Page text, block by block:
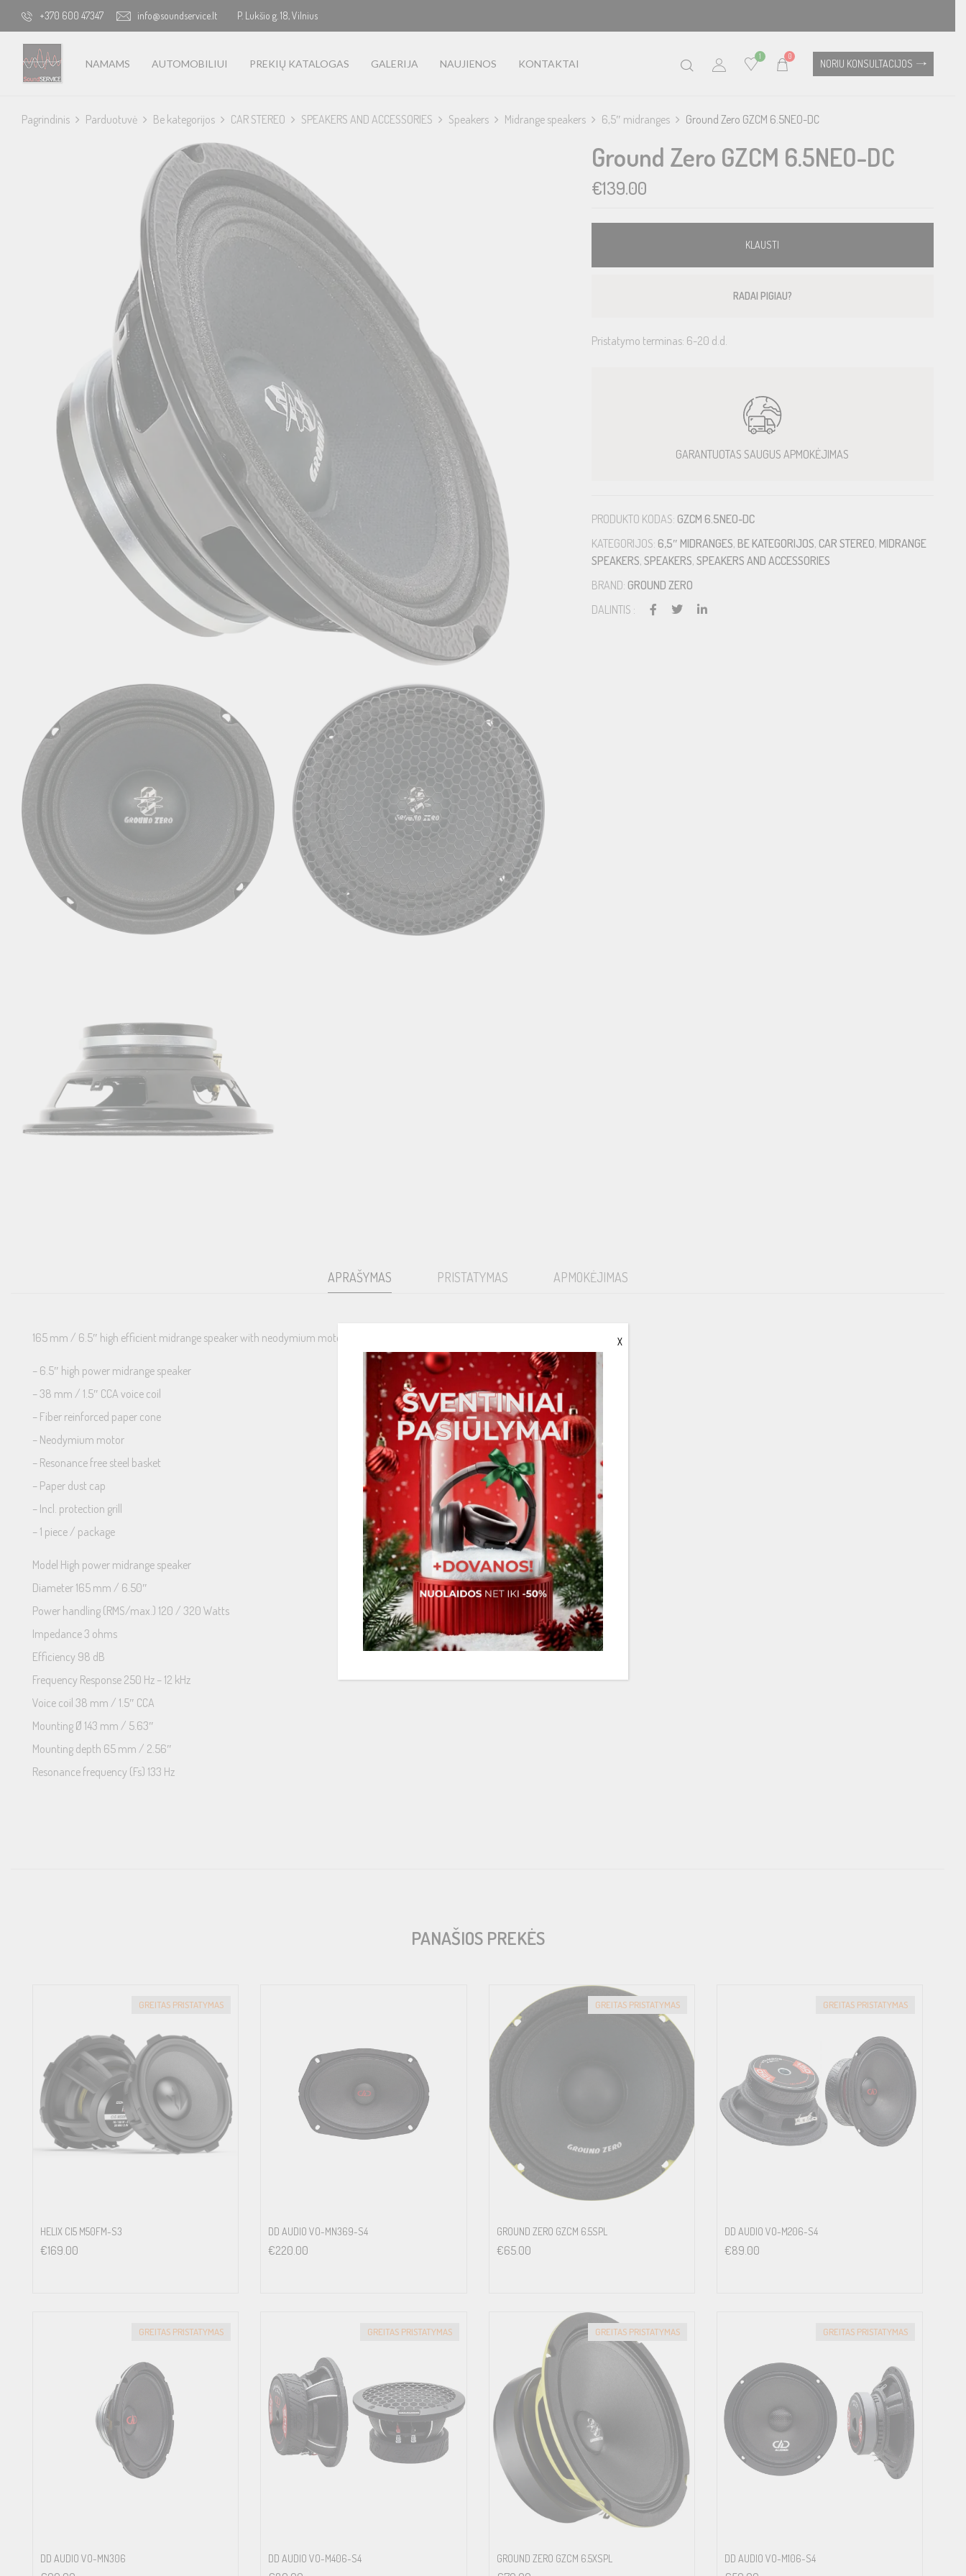
+370 600 47347 info@soundservice.lt P. Lukšio g. 18, Vilnius
NAMAMS AUTOMOBILIUI PREKIŲ KATALOGAS GALERIJA NAUJIENOS KONTAKTAI
1 0
NORIU KONSULTACIJOS
Pagrindinis Parduotuvė Be kategorijos CAR STEREO SPEAKERS AND ACCESSORIES Speakers Midrange speakers 6,5″ midranges Ground Zero GZCM 6.5NEO-DC
Ground Zero GZCM 6.5NEO-DC
€139.00
KLAUSTI
RADAI PIGIAU?
Pristatymo terminas: 6-20 d.d.
GARANTUOTAS SAUGUS APMOKĖJIMAS
PRODUKTO KODAS: GZCM 6.5NEO-DC
KATEGORIJOS: 6,5″ MIDRANGES, BE KATEGORIJOS, CAR STEREO, MIDRANGE
SPEAKERS, SPEAKERS, SPEAKERS AND ACCESSORIES
BRAND: GROUND ZERO
DALINTIS :
APRAŠYMAS PRISTATYMAS APMOKĖJIMAS
165 mm / 6.5″ high efficient midrange speaker with neodymium motor incl. Hexafon style protection grill
– 6.5″ high power midrange speaker
– 38 mm / 1.5″ CCA voice coil
– Fiber reinforced paper cone
– Neodymium motor
– Resonance free steel basket
– Paper dust cap
– Incl. protection grill
– 1 piece / package
Model High power midrange speaker
Diameter 165 mm / 6.50″
Power handling (RMS/max.) 120 / 320 Watts
Impedance 3 ohms
Efficiency 98 dB
Frequency Response 250 Hz – 12 kHz
Voice coil 38 mm / 1.5″ CCA
Mounting Ø 143 mm / 5.63″
Mounting depth 65 mm / 2.56″
Resonance frequency (Fs) 133 Hz
PANAŠIOS PREKĖS
GREITAS PRISTATYMAS
HELIX CI5 M50FM-S3
€169.00
DD AUDIO VO-MN369-S4
€220.00
GREITAS PRISTATYMAS
GROUND ZERO GZCM 6.5SPL
€65.00
GREITAS PRISTATYMAS
DD AUDIO VO-M206-S4
€89.00
GREITAS PRISTATYMAS
DD AUDIO VO-MN306
GREITAS PRISTATYMAS
DD AUDIO VO-M406-S4
GREITAS PRISTATYMAS
GROUND ZERO GZCM 6.5XSPL
GREITAS PRISTATYMAS
DD AUDIO VO-M106-S4
X